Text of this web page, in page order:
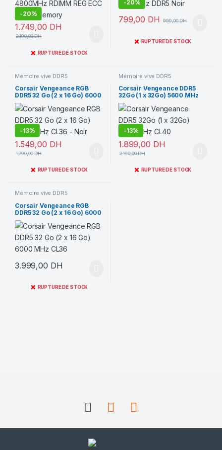
-20%
1.749,00 DH
2.190,00DH
❌ RUPTURE DE STOCK
-20%
799,00 DH 999,00DH
❌ RUPTURE DE STOCK
Mémoire vive DDR5
Corsair Vengeance RGB
DDR5 32 Go (2 x 16 Go) 6000
MHz CL36 – Noir
-13%
1.549,00 DH
1.790,00DH
❌ RUPTURE DE STOCK
Mémoire vive DDR5
Corsair Vengeance DDR5
32Go (1 x 32Go) 5600 MHz
CL40
-13%
1.899,00 DH
2.190,00DH
❌ RUPTURE DE STOCK
Mémoire vive DDR5
Corsair Vengeance RGB
DDR5 32 Go (2 x 16 Go) 6000
MHz CL36
3.999,00 DH
❌ RUPTURE DE STOCK